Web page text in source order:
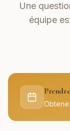
Une
équipe